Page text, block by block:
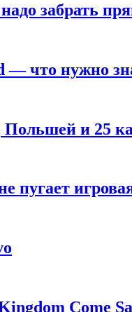
забрать
что нужно
Польшей и 25
Come